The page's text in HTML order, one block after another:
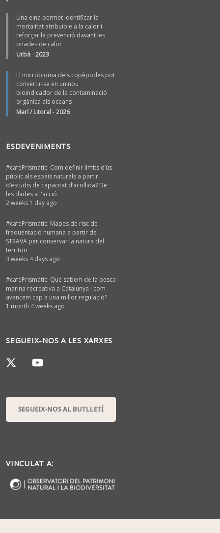
Una eina permet identificar la
mortalitat atribuïble a la calor i
reforçar la prevenció davant les
onades de calor
Urbà-2023
El microbioma dels copèpodes pot
convertir-se en un nou
bioindicador de la contaminació
orgànica als oceans
Marí / Litoral-2026
ESDEVENIMENTS
#cafèPrismàtic: Com definir límits d’ús
públic als espais naturals a partir
d’estudis de capacitat d’acollida? De
les dades a l'acció
2 weeks 1 day ago
#cafèPrismàtic: Mapes de risc de
freqüentació humana a partir de
STRAVA per conservar la natura del
territori
3 weeks 4 days ago
#cafèPrismàtic: Què sabem de la pesca
marina recreativa a Catalunya i com
avancem cap a una millor regulació?
1 month 4 weeks ago
SEGUEIX-NOS A LES XARXES
SEGUEIX-NOS AL BUTLLETÍ
VINCULAT A: